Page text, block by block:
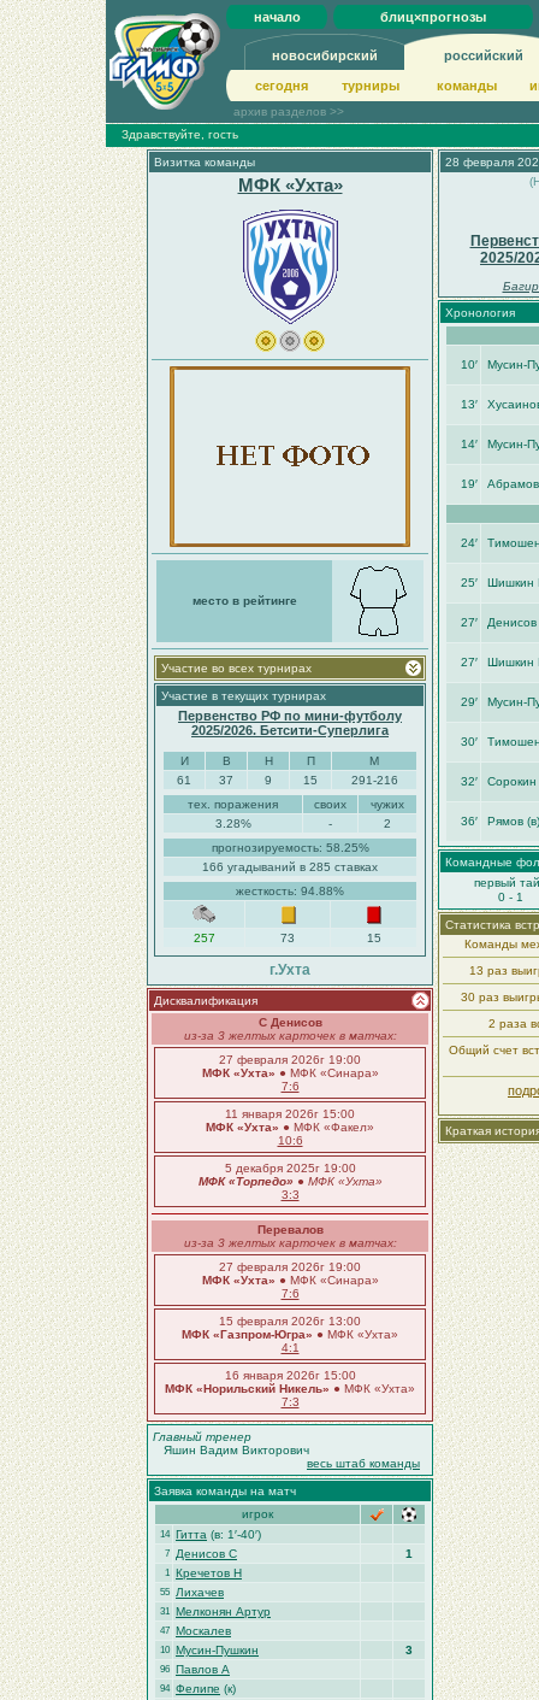
начало блиц×прогнозы
новосибирский российский
сегодня турниры команды
архив разделов >>
Здравствуйте, гость
Визитка команды
МФК «Ухта»
место в рейтинге
Участие во всех турнирах
Участие в текущих турнирах
Первенство РФ по мини-футболу
2025/2026. Бетсити-Суперлига
И В Н П
М
61
37 9 15
291-216
тех. поражения
своих
чужих
3.28%
-
2
прогнозируемость: 58.25%
166 угадываний в 285 ставках
жесткость: 94.88%
257 73 15
г.Ухта
Дисквалификация
С Денисов
из-за 3 желтых карточек в матчах:
27 февраля 2026г 19:00
МФК «Ухта» ● МФК «Синара»
7:6
11 января 2026г 15:00
МФК «Ухта» ● МФК «Факел»
10:6
5 декабря 2025г 19:00
МФК «Торпедо» ● МФК «Ухта»
3:3
Перевалов
из-за 3 желтых карточек в матчах:
27 февраля 2026г 19:00
МФК «Ухта» ● МФК «Синара»
7:6
15 февраля 2026г 13:00
МФК «Газпром-Югра» ● МФК «Ухта»
4:1
16 января 2026г 15:00
МФК «Норильский Никель» ● МФК «Ухта»
7:3
Главный тренер
Яшин Вадим Викторович
весь штаб команды
Заявка команды на матч
игрок
14 Гитта (в: 1′-40′)
7 Денисов С 1
1 Кречетов Н
55 Лихачев
31 Мелконян Артур
47 Москалев
10 Мусин-Пушкин 3
96 Павлов А
94 Фелипе (к)
28 февраля
2025/
Хронология
10′ Мусин-
13′
14′ Мусин-
19′
24′
25′ Шишкин
27′
27′ Шишкин
29′ Мусин-
30′
32′
36′ Рямов (в)
Командные
первый
0 - 1
Статистика
Команды
13 раз
30 раз
2 раза
Общий счет
Краткая